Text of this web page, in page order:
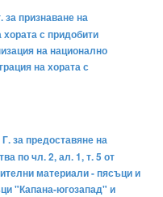
признаване на
с придобити
на национално
на хората с
за предоставяне на
по чл. 2, ал. 1, т. 5 от
материали - пясъци и
"Капана-югозапад" и